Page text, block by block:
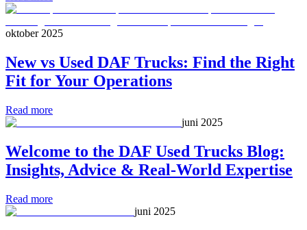
oktober 2025
New vs Used DAF Trucks: Find the Right
Fit for Your Operations
Read more
juni 2025
Welcome to the DAF Used Trucks Blog:
Insights, Advice & Real-World Expertise
Read more
juni 2025